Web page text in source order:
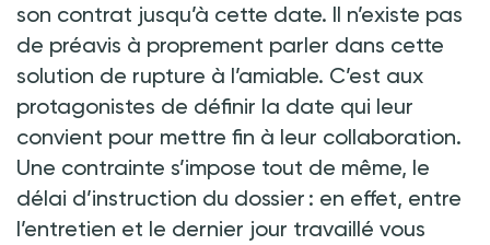
son contrat jusqu’à cette date. Il n’existe pas
de préavis à proprement parler dans cette
solution de rupture à l’amiable. C’est aux
protagonistes de définir la date qui leur
convient pour mettre fin à leur collaboration.
Une contrainte s’impose tout de même, le
délai d’instruction du dossier : en effet, entre
l’entretien et le dernier jour travaillé vous